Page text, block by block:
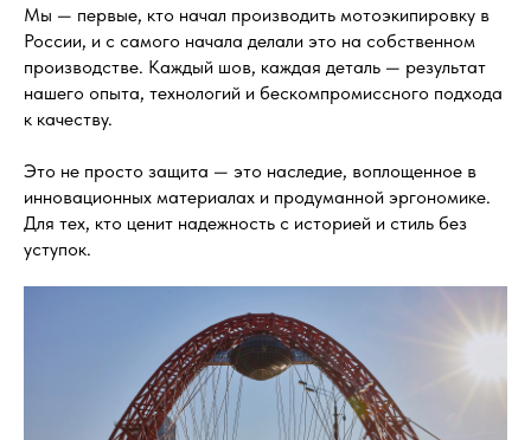
Мы — первые, кто начал производить мотоэкипировку в
России, и с самого начала делали это на собственном
производстве. Каждый шов, каждая деталь — результат
нашего опыта, технологий и бескомпромиссного подхода
к качеству.
Это не просто защита — это наследие, воплощенное в
инновационных материалах и продуманной эргономике.
Для тех, кто ценит надежность с историей и стиль без
уступок.